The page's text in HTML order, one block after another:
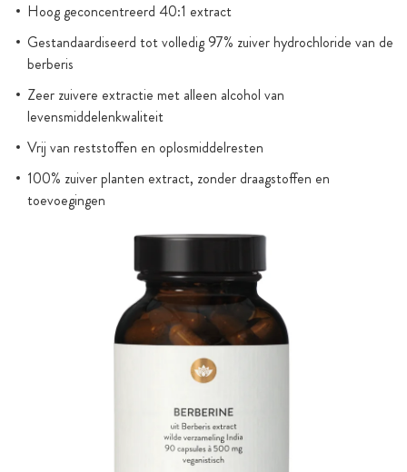
Hoog geconcentreerd 40:1 extract
Gestandaardiseerd tot volledig 97% zuiver hydrochloride van de
berberis
Zeer zuivere extractie met alleen alcohol van
levensmiddelenkwaliteit
Vrij van reststoffen en oplosmiddelresten
100% zuiver planten extract, zonder draagstoffen en
toevoegingen